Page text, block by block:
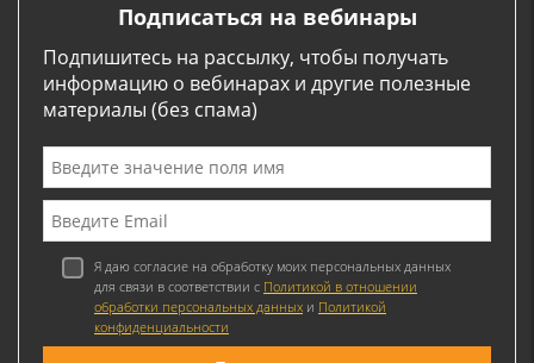
Подписаться на вебинары
Подпишитесь на рассылку, чтобы получать
информацию о вебинарах и другие полезные
материалы (без спама)
Я даю согласие на обработку моих персональных данных
для связи в соответствии с Политикой в отношении
обработки персональных данных и Политикой
конфиденциальности